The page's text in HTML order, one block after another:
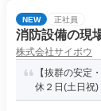
NEW 正社員
消防設備の現
株式会社サイボウ
【抜群の安定
休２日(土日祝)